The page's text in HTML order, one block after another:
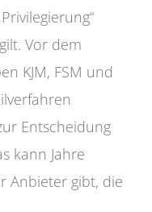
Vor dem
KJM, FSM und
Entscheidung
kann Jahre
Anbieter gibt, die